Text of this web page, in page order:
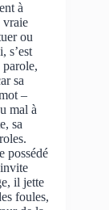
à
vraie
ou
s’est
parole,
sa
–
mal à
sa
possédé
il jette
foules,